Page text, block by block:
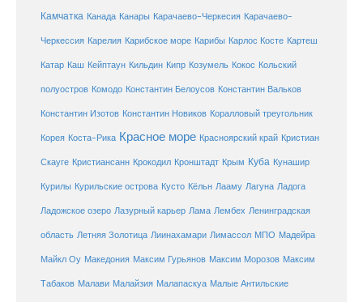
Камчатка Канада Канары Карачаево-Черкесия Карачаево-
Черкессия Карелия Карибское море Карибы Карлос Косте Картеш
Катар Каш Кейптаун Кильдин Кипр Козумель Кокос Кольский
полуостров Комодо Константин Белоусов Константин Вальков
Константин Изотов Константин Новиков Коралловый треугольник
Корея Коста-Рика Красное море Красноярский край Кристиан
Скауге Кристиансанн Крокодил Кронштадт Крым Куба Кунашир
Курилы Курильские острова Кусто Кёльн Лааму Лагуна Ладога
Ладожское озеро Лазурный карьер Лама Лембех Ленинградская
область Летняя Золотица Лиинахамари Лимассол МПО Мадейра
Майкл Оу Македония Максим Гурьянов Максим Морозов Максим
Табаков Малави Малайзия Малапаскуа Малые Антильские